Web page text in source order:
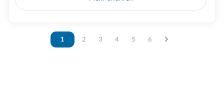
Vous êtes sur la page
1 Vous êtes sur la page
2 Vous êtes sur la page
3 Vous êtes sur la page
4 Vous êtes sur la page
5 Vous êtes sur la page
6